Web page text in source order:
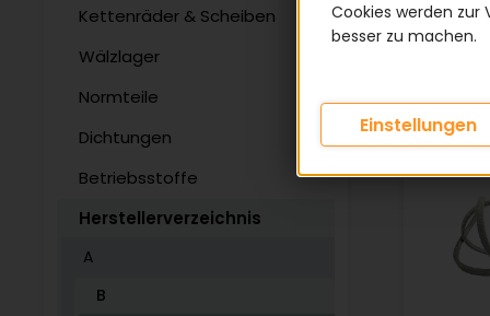
Kettenräder & Scheiben
Wälzlager
Normteile
Dichtungen
Betriebsstoffe
Herstellerverzeichnis
A
B
Cookies werden
besser zu machen.
Einstellungen